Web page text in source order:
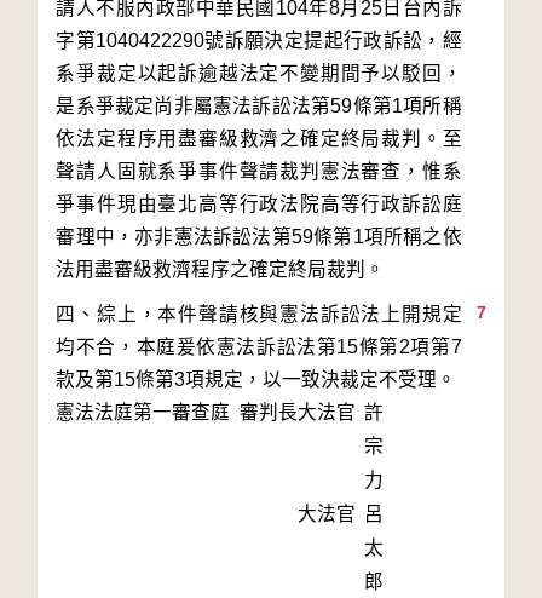
請人不服內政部中華民國104年8月25日台內訴
字第1040422290號訴願決定提起行政訴訟，經
系爭裁定以起訴逾越法定不變期間予以駁回，
是系爭裁定尚非屬憲法訴訟法第59條第1項所稱
依法定程序用盡審級救濟之確定終局裁判。至
聲請人固就系爭事件聲請裁判憲法審查，惟系
爭事件現由臺北高等行政法院高等行政訴訟庭
審理中，亦非憲法訴訟法第59條第1項所稱之依
7
四、綜上，本件聲請核與憲法訴訟法上開規定
均不合，本庭爰依憲法訴訟法第15條第2項第7
款及第15條第3項規定，以一致決裁定不受理。
憲法法庭第一審查庭 審判長大法官 許
宗
力
大法官 呂
太
郎